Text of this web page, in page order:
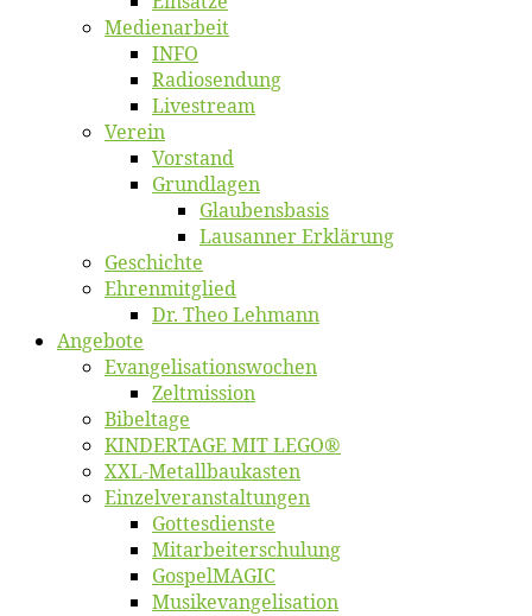
Me­di­en­ar­beit
INFO
Ra­dio­sen­dung
Live­stream
Ver­ein
Vor­stand
Grund­la­gen
Glaubens­ba­sis
Lausan­ner Erklärung
Ge­schich­te
Eh­ren­mit­glied
Dr. Theo Lehmann
An­ge­bo­te
Evangelisa­tions­wo­chen
Zelt­mis­si­on
Bi­bel­ta­ge
KINDERTAGE MIT LEGO®
XXL-Me­­tal­l­­bau­­kas­­ten
Einzelver­an­stal­tungen
Got­tes­diens­te
Mitarbeiter­schulung
Gos­pel­MA­GIC
Musikevan­ge­li­sa­tion